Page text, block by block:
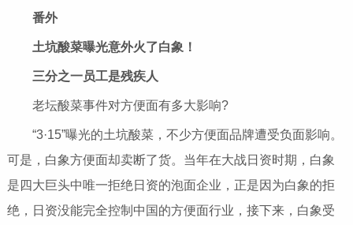
番外
土坑酸菜曝光意外火了白象！
三分之一员工是残疾人
老坛酸菜事件对方便面有多大影响?
“3·15”曝光的土坑酸菜，不少方便面品牌遭受负面影响。
可是，白象方便面却卖断了货。当年在大战日资时期，白象
是四大巨头中唯一拒绝日资的泡面企业，正是因为白象的拒
绝，日资没能完全控制中国的方便面行业，接下来，白象受